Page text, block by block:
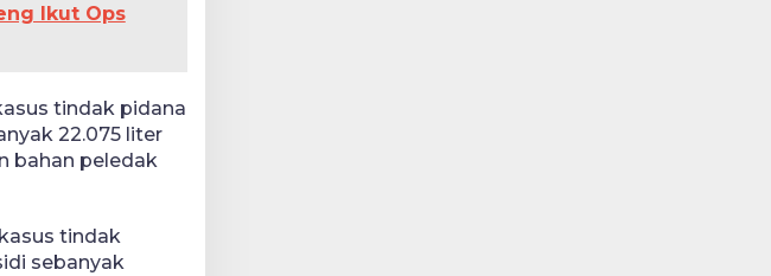
Ikut Ops
tindak pidana
22.075 liter
bahan peledak
tindak
sebanyak